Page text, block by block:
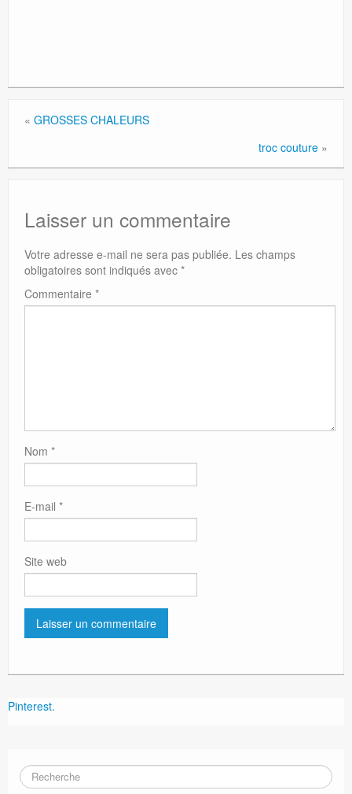
« GROSSES CHALEURS
troc couture »
Laisser un commentaire
Votre adresse e-mail ne sera pas publiée. Les champs
obligatoires sont indiqués avec *
Commentaire *
Nom *
E-mail *
Site web
Pinterest.